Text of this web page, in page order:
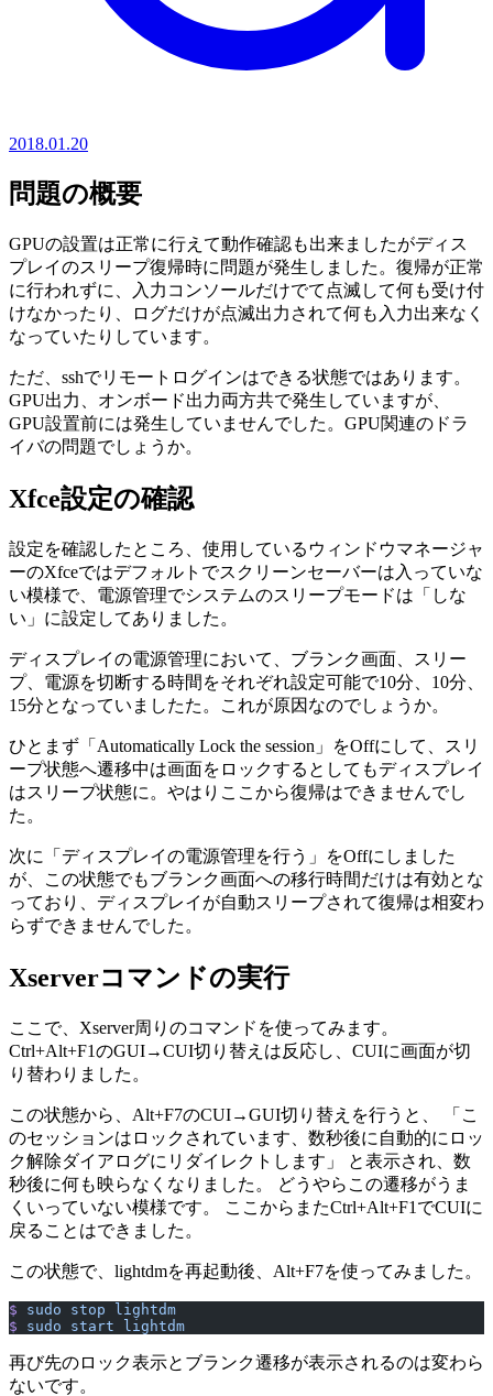
2018.01.20
問題の概要
GPUの設置は正常に行えて動作確認も出来ましたがディス
プレイのスリープ復帰時に問題が発生しました。復帰が正常
に行われずに、入力コンソールだけでて点滅して何も受け付
けなかったり、ログだけが点滅出力されて何も入力出来なく
なっていたりしています。
ただ、sshでリモートログインはできる状態ではあります。
GPU出力、オンボード出力両方共で発生していますが、
GPU設置前には発生していませんでした。GPU関連のドラ
イバの問題でしょうか。
Xfce設定の確認
設定を確認したところ、使用しているウィンドウマネージャ
ーのXfceではデフォルトでスクリーンセーバーは入っていな
い模様で、電源管理でシステムのスリープモードは「しな
い」に設定してありました。
ディスプレイの電源管理において、ブランク画面、スリー
プ、電源を切断する時間をそれぞれ設定可能で10分、10分、
15分となっていましたた。これが原因なのでしょうか。
ひとまず「Automatically Lock the session」をOffにして、スリ
ープ状態へ遷移中は画面をロックするとしてもディスプレイ
はスリープ状態に。やはりここから復帰はできませんでし
た。
次に「ディスプレイの電源管理を行う」をOffにしました
が、この状態でもブランク画面への移行時間だけは有効とな
っており、ディスプレイが自動スリープされて復帰は相変わ
らずできませんでした。
Xserverコマンドの実行
ここで、Xserver周りのコマンドを使ってみます。
Ctrl+Alt+F1のGUI→CUI切り替えは反応し、CUIに画面が切
り替わりました。
この状態から、Alt+F7のCUI→GUI切り替えを行うと、 「こ
のセッションはロックされています、数秒後に自動的にロッ
ク解除ダイアログにリダイレクトします」 と表示され、数
秒後に何も映らなくなりました。 どうやらこの遷移がうま
くいっていない模様です。 ここからまたCtrl+Alt+F1でCUIに
戻ることはできました。
この状態で、lightdmを再起動後、Alt+F7を使ってみました。
$ sudo stop lightdm
$ sudo start lightdm
再び先のロック表示とブランク遷移が表示されるのは変わら
ないです。